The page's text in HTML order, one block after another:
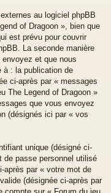
au logiciel phpBB
of Dragoon », bien que
est prévu pour couvrir
La seconde manière
envoyez et que nous
à : la publication de
ci-après par « messages
The Legend of Dragoon »
que vous envoyez
(désignés ici par « vos
unique (désigné ci-
de passe personnel utilisé
après par « votre mot de
(désignée ci-après par